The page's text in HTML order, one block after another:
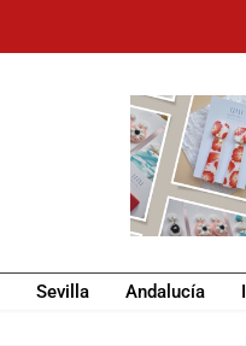
Sevilla Andalucía